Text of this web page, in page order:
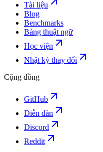
Tài liệu
Blog
Benchmarks
Bảng thuật ngữ
Học viện
Nhật ký thay đổi
Cộng đồng
GitHub
Diễn đàn
Discord
Reddit